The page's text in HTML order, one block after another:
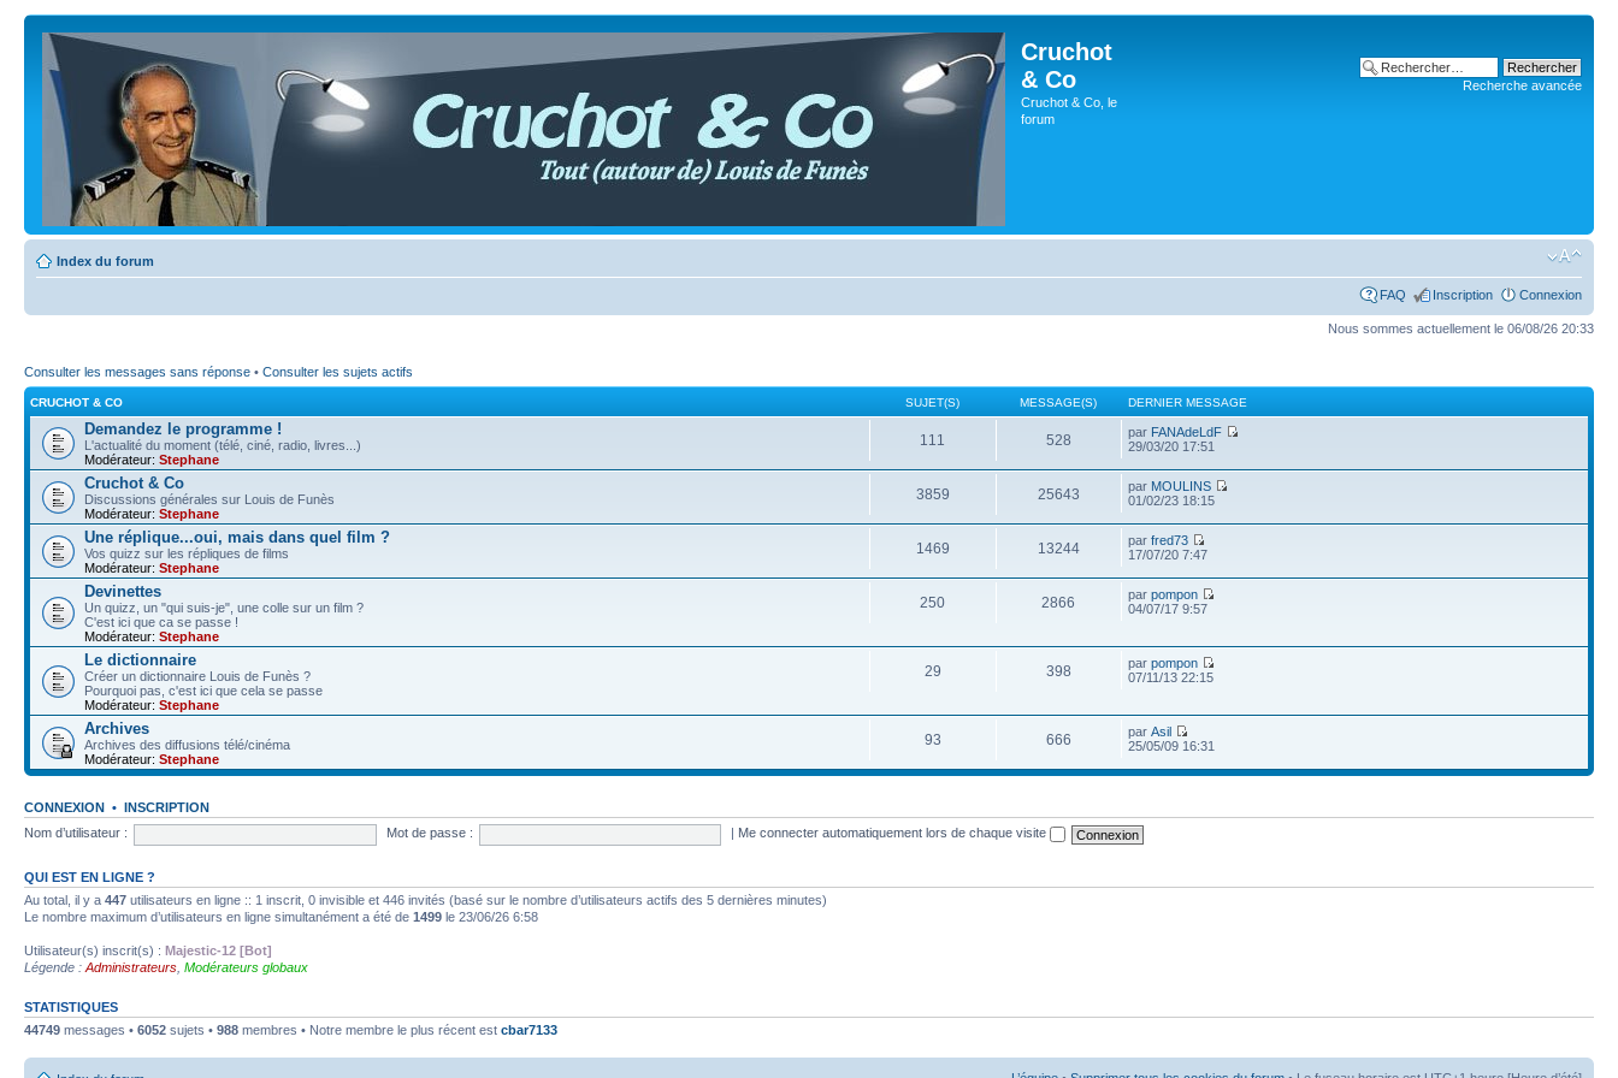
Cruchot
& Co
Cruchot & Co, le
forum
Recherche avancée
Index du forum
FAQ Inscription Connexion
Nous sommes actuellement le 06/08/26 20:33
Consulter les messages sans réponse • Consulter les sujets actifs
CRUCHOT & CO SUJET(S) MESSAGE(S) DERNIER MESSAGE
Demandez le programme !
L'actualité du moment (télé, ciné, radio, livres...)
Modérateur: Stephane
111 528 par FANAdeLdF
29/03/20 17:51
Cruchot & Co
Discussions générales sur Louis de Funès
Modérateur: Stephane
3859 25643 par MOULINS
01/02/23 18:15
Une réplique...oui, mais dans quel film ?
Vos quizz sur les répliques de films
Modérateur: Stephane
1469 13244 parfred73
17/07/20 7:47
Devinettes
Un quizz, un "qui suis-je", une colle sur un film ?
C'est ici que ca se passe !
Modérateur: Stephane
250 2866 parpompon
04/07/17 9:57
Le dictionnaire
Créer un dictionnaire Louis de Funès ?
Pourquoi pas, c'est ici que cela se passe
Modérateur: Stephane
29 398 parpompon
07/11/13 22:15
Archives
Archives des diffusions télé/cinéma
Modérateur: Stephane
93 666 parAsil
25/05/09 16:31
CONNEXION • INSCRIPTION
Nom d’utilisateur :
Mot de passe : Me connecter automatiquement lors de chaque visite
QUI EST EN LIGNE ?
Au total, il y a 447 utilisateurs en ligne :: 1 inscrit, 0 invisible et 446 invités (basé sur le nombre d’utilisateurs actifs des 5 dernières minutes)
Le nombre maximum d’utilisateurs en ligne simultanément a été de 1499 le 23/06/26 6:58
Utilisateur(s) inscrit(s) : Majestic-12 [Bot]
Légende : Administrateurs Modérateurs globaux
STATISTIQUES
44749 messages • 6052 sujets • 988 membres • Notre membre le plus récent est cbar7133